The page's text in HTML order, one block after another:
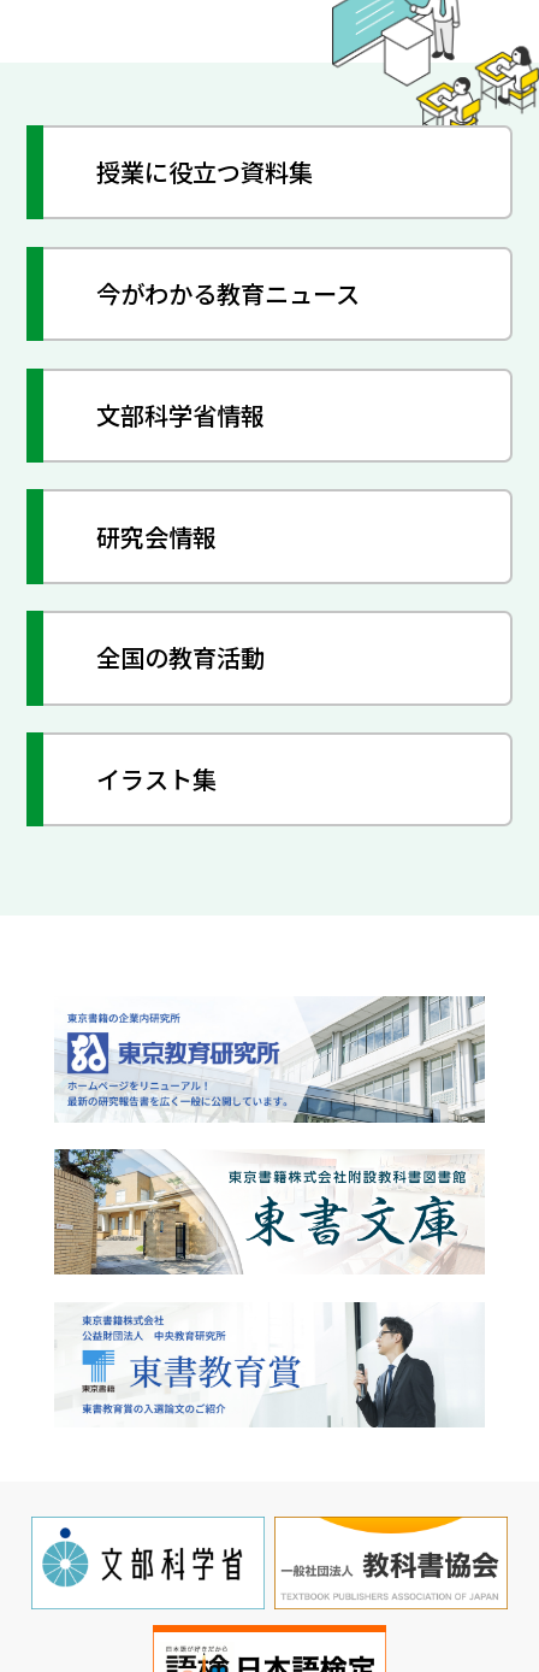
授業に役立つ資料集
今がわかる教育ニュース
文部科学省情報
研究会情報
全国の教育活動
イラスト集